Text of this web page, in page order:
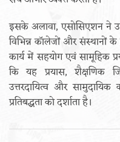
इसके अलावा, एसोसिएशन ने
विभिन्न कॉलेजों और संस्थानों
कार्य में सहयोग एवं सामूहिक
कि यह प्रयास, शैक्षणिक
उत्तरदायित्व और
प्रतिबद्धता को दर्शाता है।